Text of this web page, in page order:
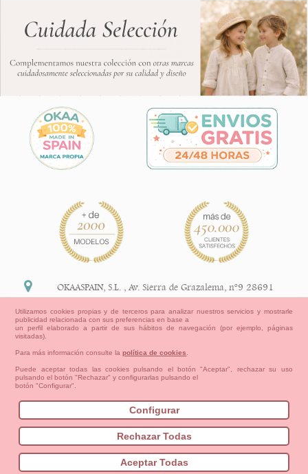
Bebés Pequeños/as Niña Niño
Mamas & Papas
NUEVA COLECCION
OUTLET-ULTIMAS TALLAS
Información Legal
política de devoluciones y reembolsos
Aviso Legal Aviso Cookies
Cómo crear tu cuenta OKAA.
Mapa del sitio
OKAASPAIN, S.L. ,Av. Sierra de Grazalema, nº9 28691
+34 91 113 89 09
Utilizamos cookies propias y de terceros para analizar nuestros servicios y mostrarle
publicidad relacionada con sus preferencias en base a
un perfil elaborado a partir de sus hábitos de navegación (por ejemplo, páginas
visitadas).
Para más información consulte lapolítica de cookies
Puede aceptar todas las cookies pulsando el botón "Aceptar", rechazar su uso
pulsando el botón "Rechazar" y configurarlas pulsando el
botón "Configurar".
Configurar
Rechazar Todas
Aceptar Todas